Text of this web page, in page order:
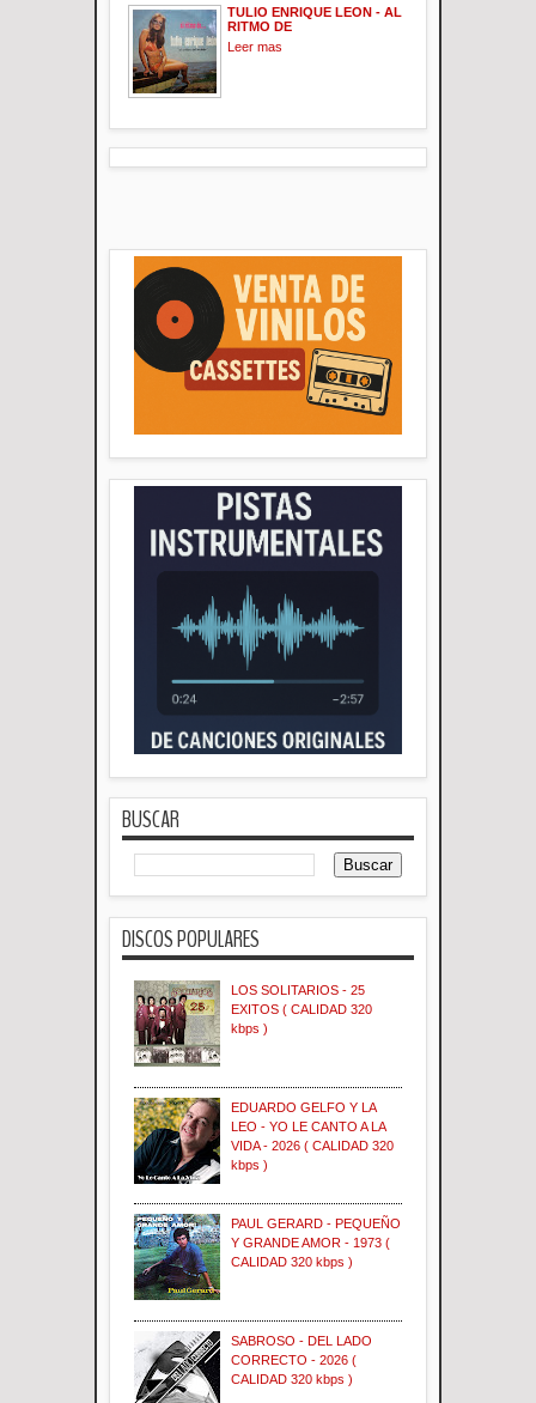
TULIO ENRIQUE LEON - AL
RITMO DE
Leer mas
BUSCAR
DISCOS POPULARES
LOS SOLITARIOS - 25
EXITOS ( CALIDAD 320
kbps )
EDUARDO GELFO Y LA
LEO - YO LE CANTO A LA
VIDA - 2026 ( CALIDAD 320
kbps )
PAUL GERARD - PEQUEÑO
Y GRANDE AMOR - 1973 (
CALIDAD 320 kbps )
SABROSO - DEL LADO
CORRECTO - 2026 (
CALIDAD 320 kbps )